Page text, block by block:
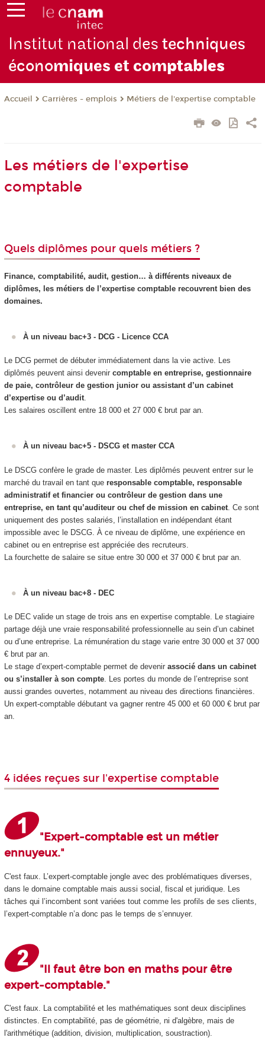
Institut national destechniques
économiques et comptables
Accueil Carrières - emplois Métiers de l'expertise comptable
Les métiers de l'expertise
comptable
Quels diplômes pour quels métiers ?
Finance, comptabilité, audit, gestion… à différents niveaux de
diplômes, les métiers de l’expertise comptable recouvrent bien des
domaines.
À un niveau bac+3 - DCG - Licence CCA
Le DCG permet de débuter immédiatement dans la vie active. Les
diplômés peuvent ainsi devenir comptable en entreprise, gestionnaire
de paie, contrôleur de gestion junior ou assistant d’un cabinet
d’expertise ou d’audit.
Les salaires oscillent entre 18 000 et 27 000 € brut par an.
À un niveau bac+5 - DSCG et master CCA
Le DSCG confère le grade de master. Les diplômés peuvent entrer sur le
marché du travail en tant que responsable comptable, responsable
administratif et financier ou contrôleur de gestion dans une
entreprise, en tant qu’auditeur ou chef de mission en cabinet. Ce sont
uniquement des postes salariés, l’installation en indépendant étant
impossible avec le DSCG. À ce niveau de diplôme, une expérience en
cabinet ou en entreprise est appréciée des recruteurs.
La fourchette de salaire se situe entre 30 000 et 37 000 € brut par an.
À un niveau bac+8 - DEC
Le DEC valide un stage de trois ans en expertise comptable. Le stagiaire
partage déjà une vraie responsabilité professionnelle au sein d’un cabinet
ou d’une entreprise. La rémunération du stage varie entre 30 000 et 37 000
€ brut par an.
Le stage d’expert-comptable permet de devenir associé dans un cabinet
ou s’installer à son compte. Les portes du monde de l’entreprise sont
aussi grandes ouvertes, notamment au niveau des directions financières.
Un expert-comptable débutant va gagner rentre 45 000 et 60 000 € brut par
an.
4 idées reçues sur l'expertise comptable
"Expert-comptable est un métier
ennuyeux."
C'est faux. L’expert-comptable jongle avec des problématiques diverses,
dans le domaine comptable mais aussi social, fiscal et juridique. Les
tâches qui l’incombent sont variées tout comme les profils de ses clients,
l’expert-comptable n’a donc pas le temps de s’ennuyer.
"Il faut être bon en maths pour être
expert-comptable."
C'est faux. La comptabilité et les mathématiques sont deux disciplines
distinctes. En comptabilité, pas de géométrie, ni d'algèbre, mais de
l'arithmétique (addition, division, multiplication, soustraction).